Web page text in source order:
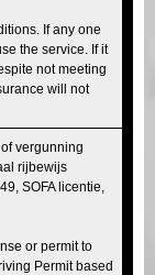
If any one
the service. If it
not meeting
will not
vergunning
rijbewijs
SOFA licentie,
or permit to
Permit based